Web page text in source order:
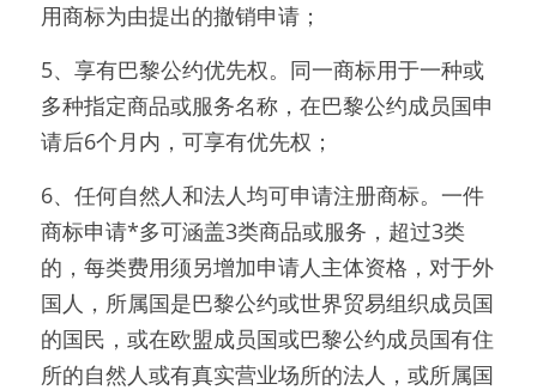
用商标为由提出的撤销申请；
5、享有巴黎公约优先权。同一商标用于一种或
多种指定商品或服务名称，在巴黎公约成员国申
请后6个月内，可享有优先权；
6、任何自然人和法人均可申请注册商标。一件
商标申请*多可涵盖3类商品或服务，超过3类
的，每类费用须另增加申请人主体资格，对于外
国人，所属国是巴黎公约或世界贸易组织成员国
的国民，或在欧盟成员国或巴黎公约成员国有住
所的自然人或有真实营业场所的法人，或所属国